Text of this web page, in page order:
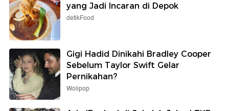
yang Jadi Incaran di Depok
detikFood
Gigi Hadid Dinikahi Bradley Cooper
Sebelum Taylor Swift Gelar
Pernikahan?
Wolipop